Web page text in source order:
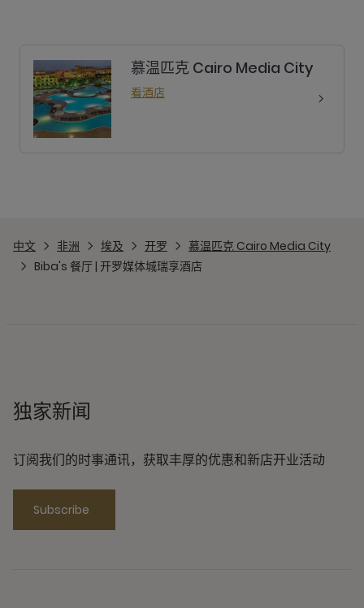
慕温匹克 Cairo Media City
看酒店
中文 非洲 埃及 开罗
慕温匹克 Cairo Media City
Biba's 餐厅 | 开罗媒体城瑞享酒店
独家新闻
订阅我们的时事通讯，获取丰厚的优惠和新店开业活动
Subscribe